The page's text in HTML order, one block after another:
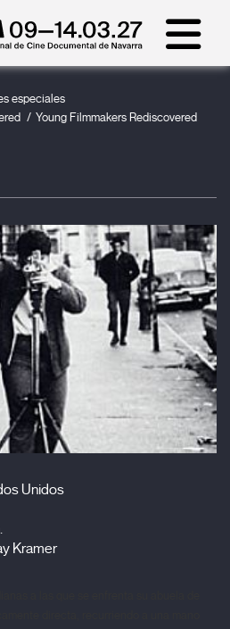
especiales
Young Filmmakers Rediscovered
Unidos
Kramer